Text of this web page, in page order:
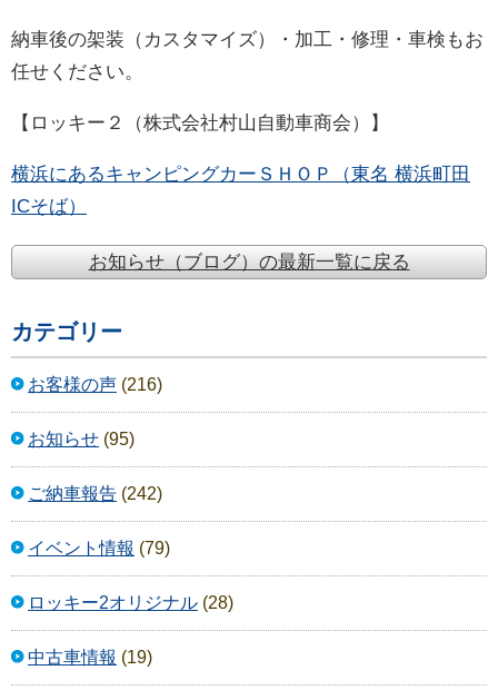
納車後の架装（カスタマイズ）・加工・修理・車検もお
任せください。
【ロッキー２（株式会社村山自動車商会）】
横浜にあるキャンピングカーＳＨＯＰ（東名 横浜町田
ICそば）
お知らせ（ブログ）の最新一覧に戻る
カテゴリー
お客様の声 (216)
お知らせ (95)
ご納車報告 (242)
イベント情報 (79)
ロッキー2オリジナル (28)
中古車情報 (19)